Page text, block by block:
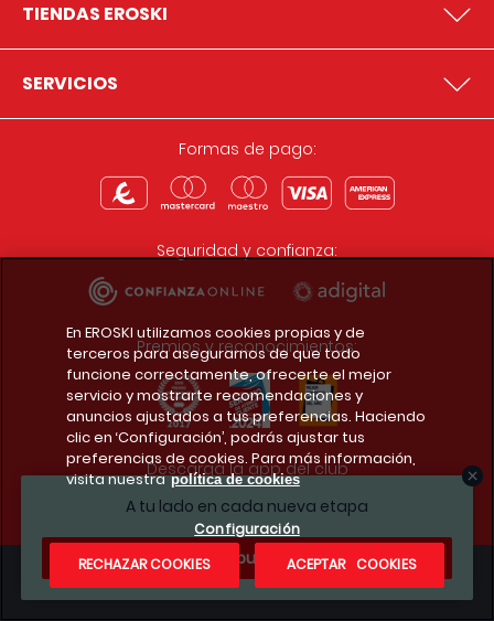
A tu lado en cada nueva etapa
¿Te apuntas?
TIENDAS EROSKI
SERVICIOS
Formas de pago:
Seguridad y confianza:
Premios y reconocimientos:
Descarga la app del club
Condiciones legales
En EROSKI utilizamos cookies propias y de
terceros para asegurarnos de que todo
funcione correctamente, ofrecerte el mejor
servicio y mostrarte recomendaciones y
anuncios ajustados a tus preferencias. Haciendo
clic en ‘Configuración’, podrás ajustar tus
preferencias de cookies. Para más información,
visita nuestra política de cookies
Configuración
RECHAZAR COOKIES
ACEPTAR COOKIES